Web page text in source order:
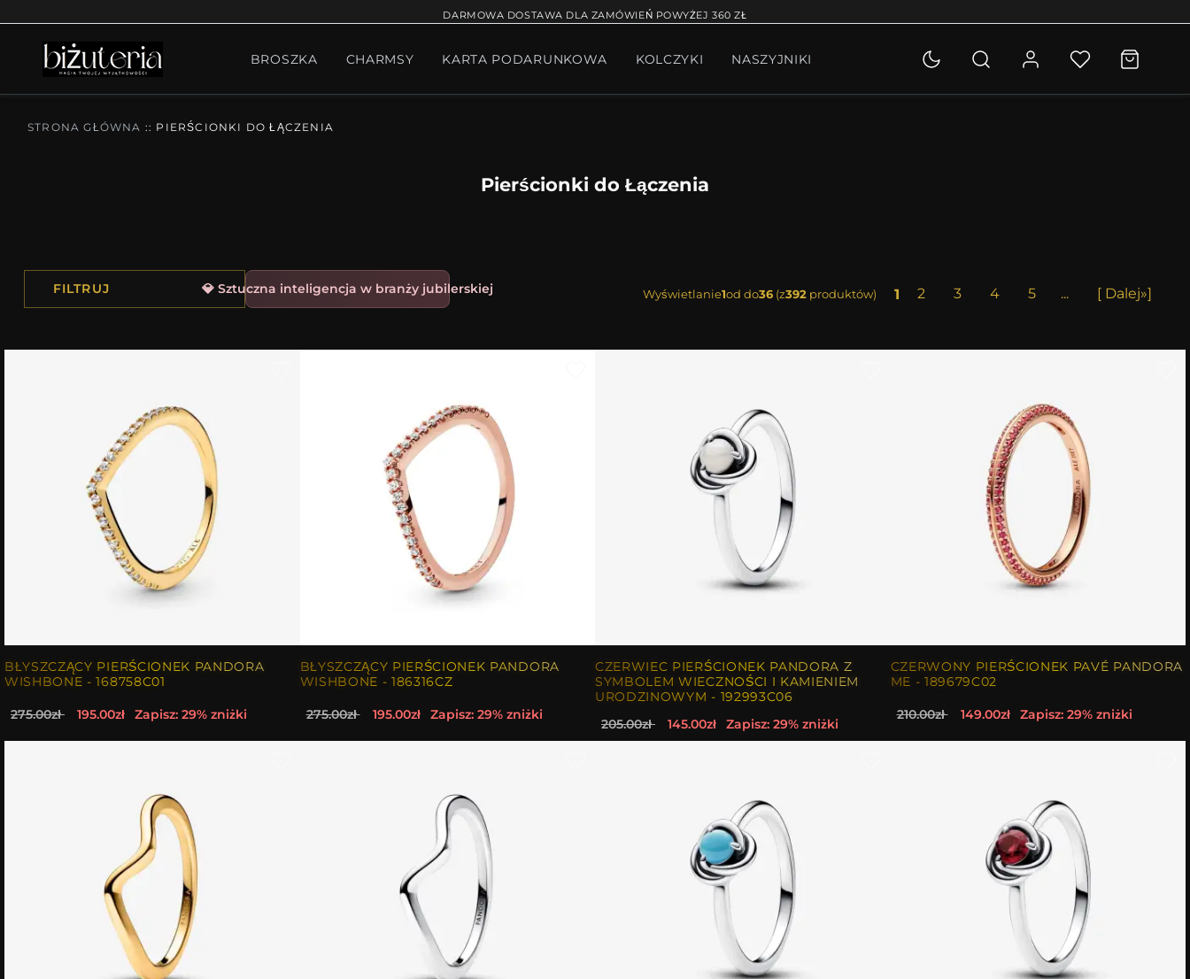
DARMOWA DOSTAWA DLA ZAMÓWIEŃ POWYŻEJ 360 ZŁ
GORĄCA SPRZEDAŻ BRANSOLETKA NA NOGĘ BRANSOLETKI
BROSZKA CHARMSY KARTA PODARUNKOWA KOLCZYKI NASZYJNIKI
STRONA GŁÓWNA :: PIERŚCIONKI DO ŁĄCZENIA
Pierścionki do Łączenia
FILTRUJ 💎 Sztuczna inteligencja w branży jubilerskiej Wyświetlanie1od do36 (z392 produktów) 1 2 3 4 5 ... [ Dalej»]
BŁYSZCZĄCY PIERŚCIONEK PANDORA
WISHBONE - 168758C01
275.00zł 195.00zł Zapisz: 29% zniżki
BŁYSZCZĄCY PIERŚCIONEK PANDORA
WISHBONE - 186316CZ
275.00zł 195.00zł Zapisz: 29% zniżki
CZERWIEC PIERŚCIONEK PANDORA Z
SYMBOLEM WIECZNOŚCI I KAMIENIEM
URODZINOWYM - 192993C06
205.00zł 145.00zł Zapisz: 29% zniżki
CZERWONY PIERŚCIONEK PAVÉ PANDORA
ME - 189679C02
210.00zł 149.00zł Zapisz: 29% zniżki